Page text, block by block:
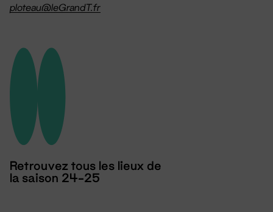
ploteau@leGrandT.fr
Retrouvez tous les lieux de
la saison 24-25